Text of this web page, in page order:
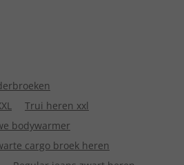
Trui heren xxl
bodywarmer
cargo broek heren